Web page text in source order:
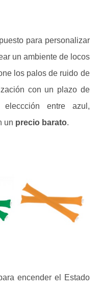
para personalizar
un ambiente de locos
los palos de ruido de
con un plazo de
entre azul,
un precio barato.
encender el Estado